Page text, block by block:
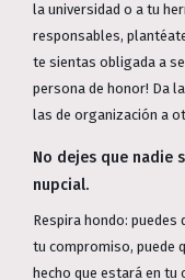
la universidad o a tu
responsables,
te sientas obligada a
persona de honor! Da
las de organización a
No dejes que nadie
nupcial.
Respira hondo: puedes
tu compromiso, puede
hecho que estará en tu